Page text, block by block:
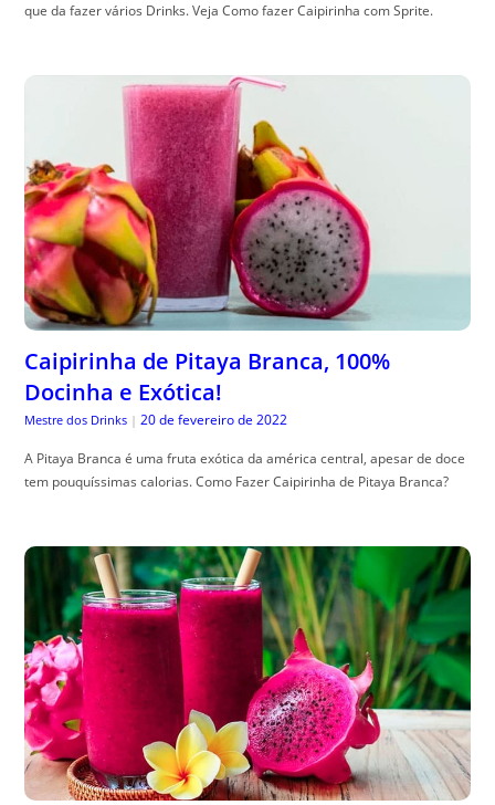
que da fazer vários Drinks. Veja Como fazer Caipirinha com Sprite.
Caipirinha de Pitaya Branca, 100%
Docinha e Exótica!
Mestre dos Drinks | 20 de fevereiro de 2022
A Pitaya Branca é uma fruta exótica da américa central, apesar de doce
tem pouquíssimas calorias. Como Fazer Caipirinha de Pitaya Branca?